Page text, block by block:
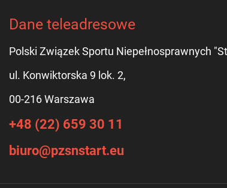
Dane teleadresowe
Polski Związek Sportu Niepełnosprawnych
ul. Konwiktorska 9 lok. 2,
00-216 Warszawa
+48 (22) 659 30 11
biuro@pzsnstart.eu